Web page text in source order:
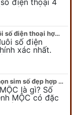
điện thoại 4
xác nhất.
Khám Phá #6 cách tính đuôi số điện thoại hợp mệnh Mộc
số điện
xác nhất.
thoại hợp
'Tiền vào như nước' nhờ chọn sim số đẹp hợp mệnh MỘC
là gì? Số
MỘC có đặc
chuyên gia